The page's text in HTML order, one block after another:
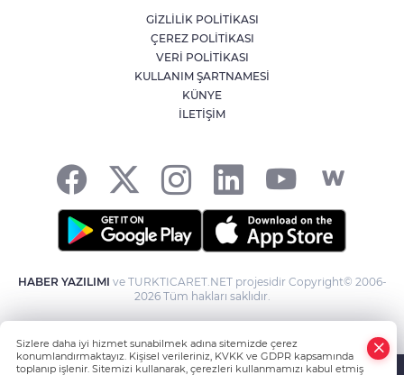
Kağıthane'de 104 kilogram uyuşturucu
ele geçirildi
GİZLİLİK POLİTİKASI
ÇEREZ POLİTİKASI
VERİ POLİTİKASI
KULLANIM ŞARTNAMESİ
KÜNYE
İLETİŞİM
HABER YAZILIMI ve TURKTICARET.NET projesidir Copyright© 2006-
2026 Tüm hakları saklıdır.
Sizlere daha iyi hizmet sunabilmek adına sitemizde çerez
konumlandırmaktayız. Kişisel verileriniz, KVKK ve GDPR kapsamında
toplanıp işlenir. Sitemizi kullanarak, çerezleri kullanmamızı kabul etmiş